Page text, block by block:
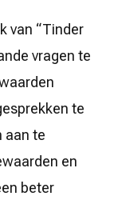
van “Tinder
vragen te
te
aan te
en
beter